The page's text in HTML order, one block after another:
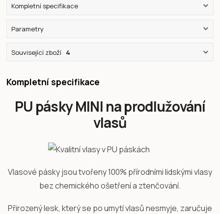
Kompletní specifikace
Parametry
Související zboží 4
Kompletní specifikace
PU pásky MINI na prodlužování
vlasů
Vlasové pásky jsou tvořeny 100% přírodními lidskými vlasy
bez chemického ošetření a ztenčování.
Přirozený lesk, který se po umytí vlasů nesmyje, zaručuje